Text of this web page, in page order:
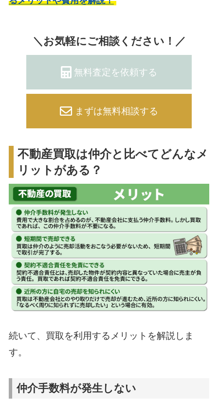
＼お気軽にご相談ください！／
無料査定を依頼する
まずは無料相談する
不動産買取は仲介と比べてどんなメ
リットがある？
続いて、買取を利用するメリットを解説しま
す。
仲介手数料が発生しない